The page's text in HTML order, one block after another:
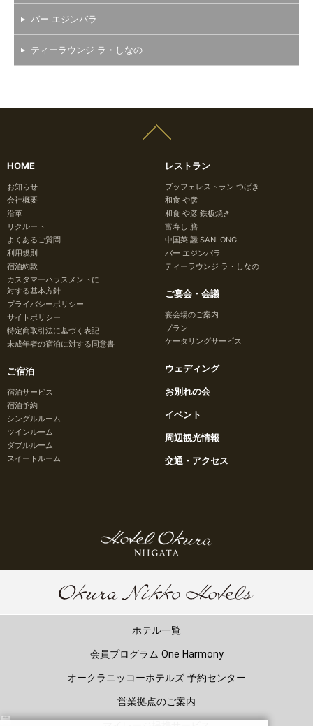
バー エジンバラ
ティーラウンジ ラ・しなの
HOME
お知らせ
会社概要
沿革
リクルート
よくあるご質問
利用規則
宿泊約款
カスタマーハラスメントに
対する基本方針
プライバシーポリシー
サイトポリシー
特定商取引法に基づく表記
未成年者の宿泊に対する同意書
ご宿泊
宿泊サービス
宿泊予約
シングルルーム
ツインルーム
ダブルルーム
スイートルーム
レストラン
ブッフェレストラン つばき
和食 や彦
和食 や彦 鉄板焼き
富寿し 膳
中国菜 龘 SANLONG
バー エジンバラ
ティーラウンジ ラ・しなの
ご宴会・会議
宴会場のご案内
プラン
ケータリングサービス
ウェディング
お別れの会
イベント
周辺観光情報
交通・アクセス
ホテル一覧
会員プログラム One Harmony
オークラニッコーホテルズ 予約センター
営業拠点のご案内